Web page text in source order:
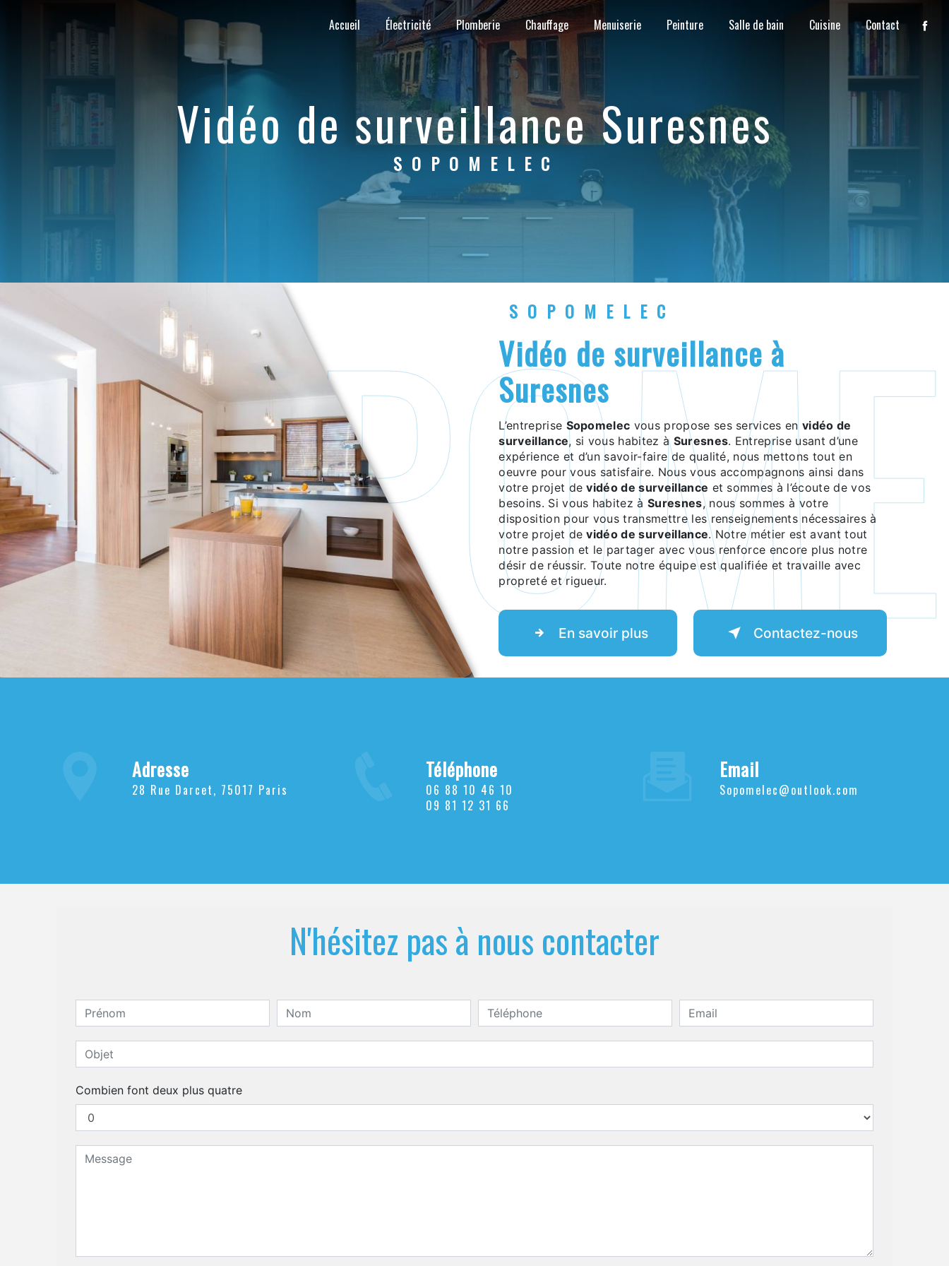
Accueil Électricité Plomberie Chauffage Menuiserie Peinture Salle de bain Cuisine Contact
vidéo de surveillance Suresnes
SOPOMELEC
SOPOMELEC
vidéo de surveillance à
Suresnes
L’entreprise Sopomelec vous propose ses services envidéo de
surveillance, si vous habitez à Suresnes. Entreprise usant d’une
expérience et d’un savoir-faire de qualité, nous mettons tout en
oeuvre pour vous satisfaire. Nous vous accompagnons ainsi dans
votre projet devidéo de surveillance et sommes à l’écoute de vos
besoins. Si vous habitez à Suresnes, nous sommes à votre
disposition pour vous transmettre les renseignements nécessaires à
votre projet devidéo de surveillance. Notre métier est avant tout
notre passion et le partager avec vous renforce encore plus notre
désir de réussir. Toute notre équipe est qualifiée et travaille avec
propreté et rigueur.
En savoir plus Contactez-nous
Adresse
28 Rue Darcet, 75017 Paris
Téléphone
06 88 10 46 10
09 81 12 31 66
Email
sopomelec@outlook.com
N'hésitez pas à nous contacter
Combien font deux plus quatre
Panneau de gestion des cookies